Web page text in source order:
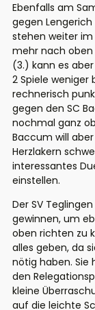
Ebenfalls am
gegen
stehen weiter
mehr nach oben
(3.) kann es
2 Spiele
rechnerisch
gegen den SC
nochmal ganz
Baccum will
Herzlakern
interessantes
einstellen.
Der SV
gewinnen, um
oben richten zu
alles geben, da
nötig haben. Sie
den
kleine
auf die leichte